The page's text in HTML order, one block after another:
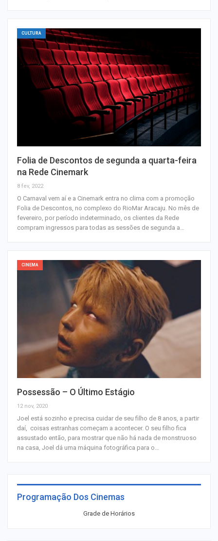
CULTURA
Folia de Descontos de segunda a quarta-feira
na Rede Cinemark
8 fev, 2022
O Carnaval vem aí e a Cinemark entra no clima com a promoção
Folia de Descontos, no complexo do RioMar Aracaju. No mês de
fevereiro, por período indeterminado, os clientes da Rede
compram ingressos para todas as sessões de segunda a…
CINEMA
Possessão – O Último Estágio
12 nov, 2020
Joel está sozinho e precisa cuidar de seu filho de 8 anos, a partir
daí, coisas estranhas começam a acontecer. O seu filho fica
assustado então, para mostrar que não há nada de monstruoso
na casa, Joel dá uma máquina fotográfica para o…
Programação Dos Cinemas
Grade de Horários